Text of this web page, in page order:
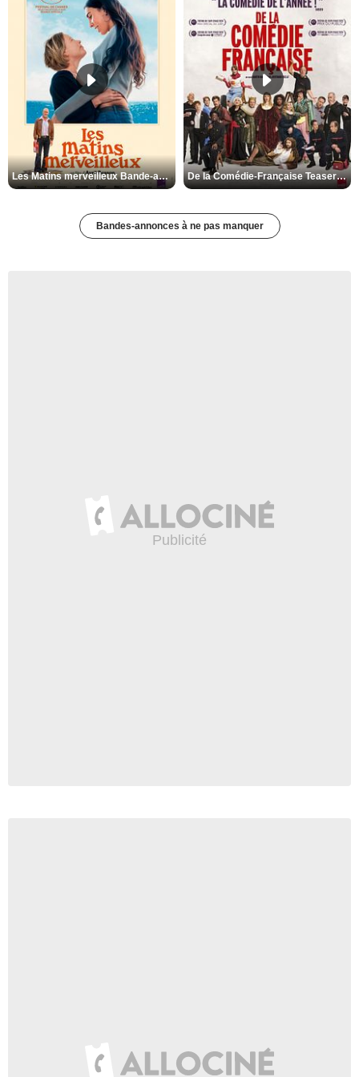
Les Matins merveilleux Bande-annonce VF De la Comédie-Française Teaser VF
Bandes-annonces à ne pas manquer